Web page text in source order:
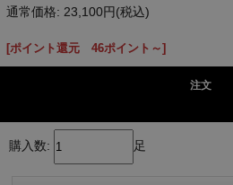
通常価格: 23,100円(税込)
[ポイント還元 46ポイント～]
注文
購入数: 足